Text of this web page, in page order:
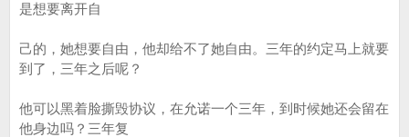
是想要离开自
己的，她想要自由，他却给不了她自由。三年的约定马上就要
到了，三年之后呢？
他可以黑着脸撕毁协议，在允诺一个三年，到时候她还会留在
他身边吗？三年复